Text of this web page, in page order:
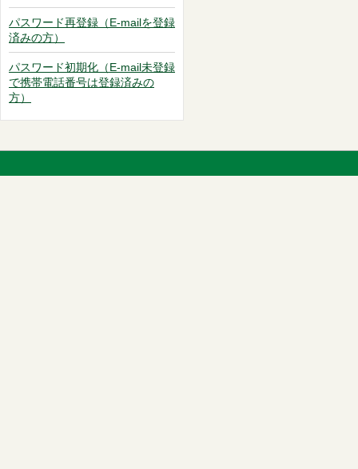
パスワード再登録（E-mailを登録
済みの方）
パスワード初期化（E-mail未登録
で携帯電話番号は登録済みの
方）